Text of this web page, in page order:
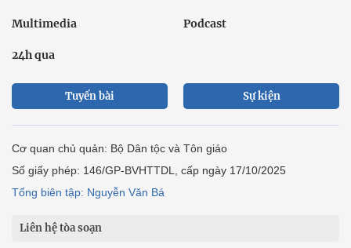
Multimedia Podcast
24h qua
Tuyến bài Sự kiện
Cơ quan chủ quản: Bộ Dân tộc và Tôn giáo
Số giấy phép: 146/GP-BVHTTDL, cấp ngày 17/10/2025
Tổng biên tập: Nguyễn Văn Bá
Liên hệ tòa soạn